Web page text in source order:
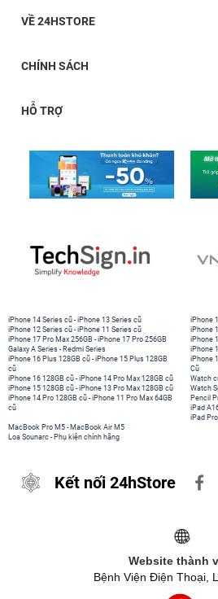
VỀ 24HSTORE
CHÍNH SÁCH
HỖ TRỢ
iPhone 14 Series cũ -iPhone 13 Series cũ
iPhone 12 Series cũ -iPhone 11 Series cũ
iPhone 17 Pro Max 256GB -iPhone 17 Pro 256GB
Galaxy A Series - Redmi Series
iPhone
iPhone
iPhone
iPhone
iPhone 16 Plus 128GB cũ -iPhone 15 Plus 128GB
cũ
iPhone 16 128GB cũ -iPhone 14 Pro Max 128GB cũ
iPhone 15 128GB cũ -iPhone 13 Pro Max 128GB cũ
iPhone 14 Pro 128GB cũ -iPhone 11 Pro Max 64GB
cũ
iPhone
Cũ
Watch
Watch
Pencil
iPad
iPad
MacBook Pro M5 - MacBook Air M5
Loa Sounarc - Phụ kiện chính hãng
Kết nối 24hStore
Website thành
Bệnh Viện Điện Thoại,